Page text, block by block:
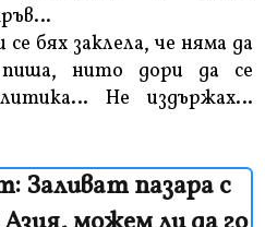
бях заклела, че няма да
нито дори да се
Не издържах…
Заливат пазара с